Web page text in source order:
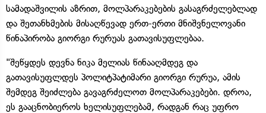
სამადაშვილის აზრით, მოლპარაკებების გასაგრძელებლად
და შეთანხმების მისაღწევად ერთ-ერთი მნიშვნელოვანი
წინაპირობა გიორგი რურუას გათავისუფლებაა.
"შეწყდეს დევნა ნიკა მელიას წინააღმდეგ და
გათავისუფლდეს პოლიტპატიმარი გიორგი რურუა, ამის
შემდეგ შეიძლება გავაგრძელოთ მოლპარაკებები. დროა,
ეს გააცნობიეროს ხელისუფლებამ, რადგან რაც უფრო